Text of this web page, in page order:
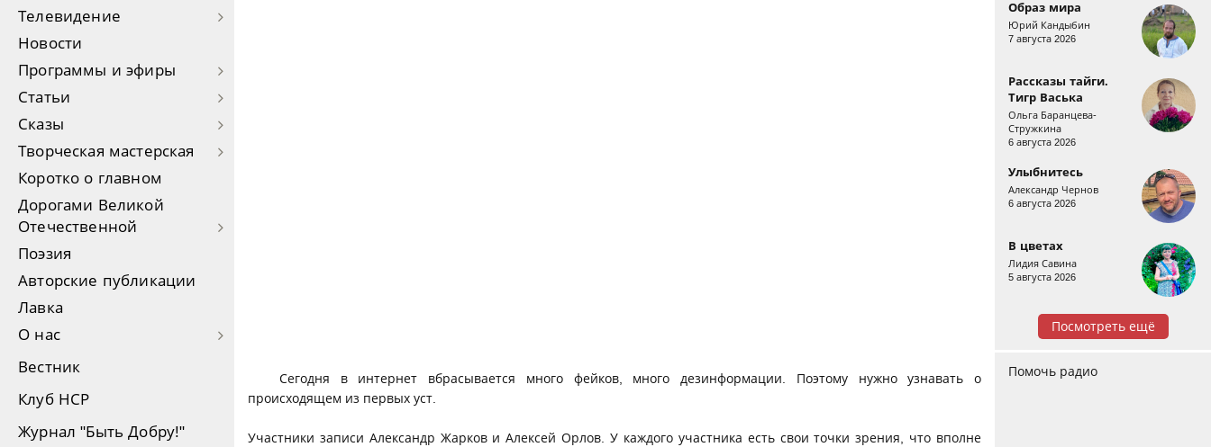
Телевидение
Новости
Программы и эфиры
Статьи
Сказы
Творческая мастерская
Коротко о главном
Дорогами Великой
Отечественной
Поэзия
Авторские публикации
Лавка
О нас
Вестник
Клуб НСР
Журнал "Быть Добру!"
Сегодня в интернет вбрасывается много фейков, много дезинформации. Поэтому нужно узнавать о
происходящем из первых уст.
Участники записи Александр Жарков и Алексей Орлов. У каждого участника есть свои точки зрения, что вполне
Образ мира
Юрий Кандыбин
7 августа 2026
Рассказы тайги.
Тигр Васька
Ольга Баранцева-
Стружкина
6 августа 2026
Улыбнитесь
Александр Чернов
6 августа 2026
В цветах
Лидия Савина
5 августа 2026
Посмотреть ещё
Помочь радио